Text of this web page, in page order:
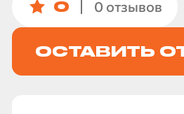
0 0 отзывов
ОСТАВИТЬ